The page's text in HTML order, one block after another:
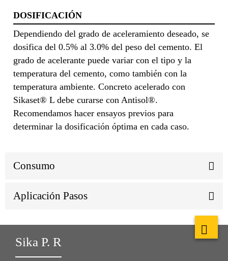
DOSIFICACIÓN
Dependiendo del grado de aceleramiento deseado, se
dosifica del 0.5% al 3.0% del peso del cemento. El
grado de acelerante puede variar con el tipo y la
temperatura del cemento, como también con la
temperatura ambiente. Concreto acelerado con
Sikaset® L debe curarse con Antisol®.
Recomendamos hacer ensayos previos para
determinar la dosificación óptima en cada caso.
Consumo
Aplicación Pasos
Sika P. R